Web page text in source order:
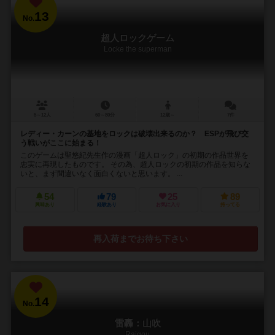
No.13
超人ロックゲーム
Locke the superman
レディー・カーンの基地をロックは破壊出来るのか？ ESPが飛び交
う戦いがここに始まる！
このゲームは聖悠紀先生作の漫画「超人ロック」の初期の作品世界を
忠実に再現したものです。 その為、超人ロックの初期の作品を知らな
いと、まず間違いなく面白くないと思います。 ...
54
興味あり
79
経験あり
25
お気に入り
89
持ってる
再入荷までお待ち下さい
No.14
雷轟：山吹